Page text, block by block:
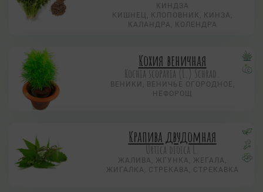
КИНДЗА
КИШНЕЦ, КЛОПОВНИК, КИНЗА,
КАЛАНДРА, КОЛЕНДРА
Кохия веничная
Коchia scoparia (L.) Schrad.
ВЕНИКИ, ВЕНИЧЬЕ ОГОРОДНОЕ,
НЕФОРОЩ
Крапива двудомная
Urtica dioica L.
ЖАЛИВА, ЖГУНКА, ЖЕГАЛА,
ЖИГАЛКА, СТРЕКАВА, СТРЕКАВКА